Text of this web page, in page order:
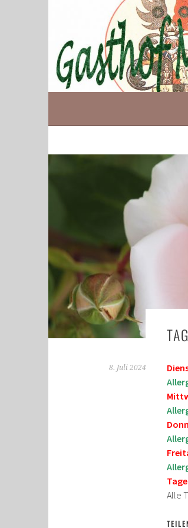
GASTHOF
IHR GASTHOF IN
8. Juli 2024
Alle